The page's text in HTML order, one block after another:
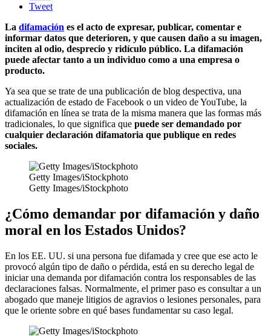
Tweet
La difamación es el acto de expresar, publicar, comentar e
informar datos que deterioren, y que causen daño a su imagen,
inciten al odio, desprecio y ridículo público. La difamación
puede afectar tanto a un individuo como a una empresa o
producto.
Ya sea que se trate de una publicación de blog despectiva, una
actualización de estado de Facebook o un video de YouTube, la
difamación en línea se trata de la misma manera que las formas más
tradicionales, lo que significa que puede ser demandado por
cualquier declaración difamatoria que publique en redes
sociales.
Getty Images/iStockphoto
Getty Images/iStockphoto
¿Cómo demandar por difamación y daño
moral en los Estados Unidos?
En los EE. UU. si una persona fue difamada y cree que ese acto le
provocó algún tipo de daño o pérdida, está en su derecho legal de
iniciar una demanda por difamación contra los responsables de las
declaraciones falsas. Normalmente, el primer paso es consultar a un
abogado que maneje litigios de agravios o lesiones personales, para
que le oriente sobre en qué bases fundamentar su caso legal.